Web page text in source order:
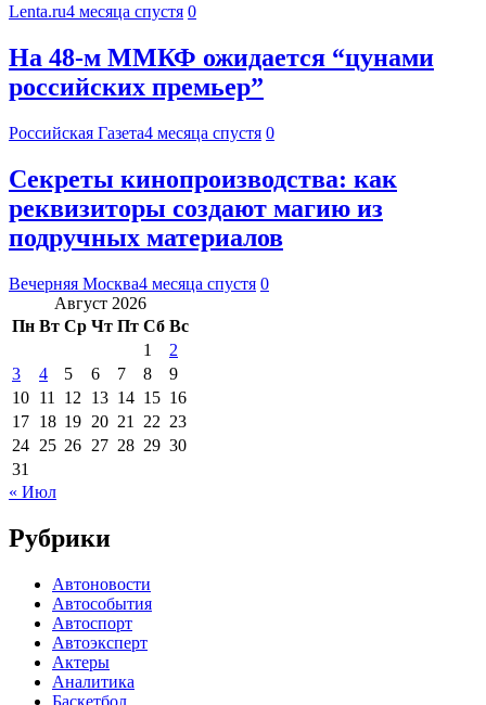
Lenta.ru4 месяца спустя 0
На 48-м ММКФ ожидается “цунами
российских премьер”
Российская Газета4 месяца спустя 0
Секреты кинопроизводства: как
реквизиторы создают магию из
подручных материалов
Вечерняя Москва4 месяца спустя 0
Август 2026
Пн Вт Ср Чт Пт Сб Вс
1
2
3
4 5 6 7 8
9
10 11 12 13 14 15 16
17 18 19 20 21 22 23
24 25 26 27 28 29 30
31
« Июл
Рубрики
Автоновости
Автособытия
Автоспорт
Автоэксперт
Актеры
Аналитика
Баскетбол